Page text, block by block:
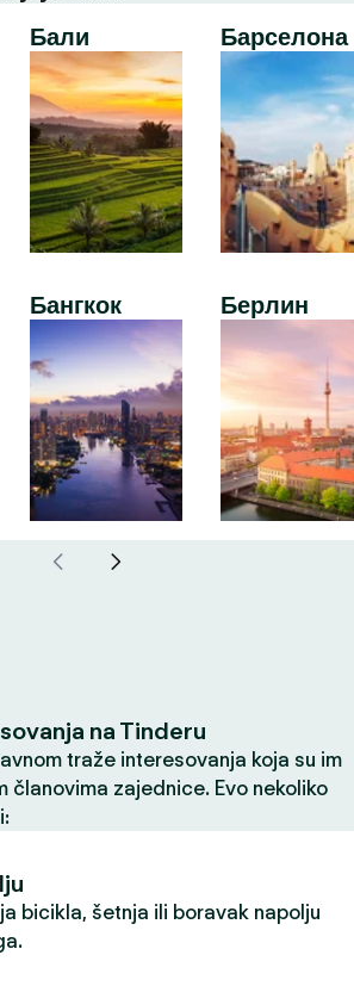
Бали
Бангкок
Барселона
Берлин
na Tinderu
traže interesovanja koja su im
članovima zajednice. Evo nekoliko
bicikla, šetnja ili boravak napolju